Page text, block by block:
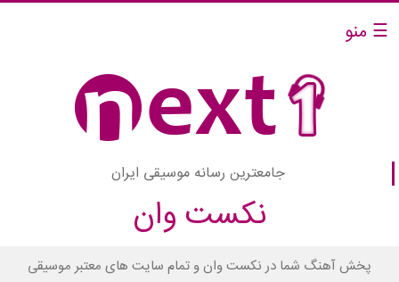
☰ منو
جامعترین رسانه موسیقی ایران
نکست وان
پخش آهنگ شما در نکست وان و تمام سایت های معتبر موسیقی